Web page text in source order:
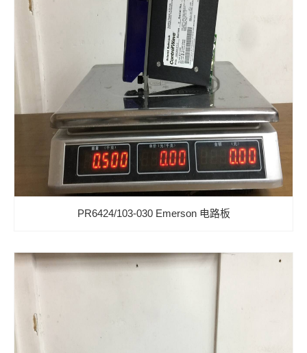
PR6424/103-030 Emerson 电路板